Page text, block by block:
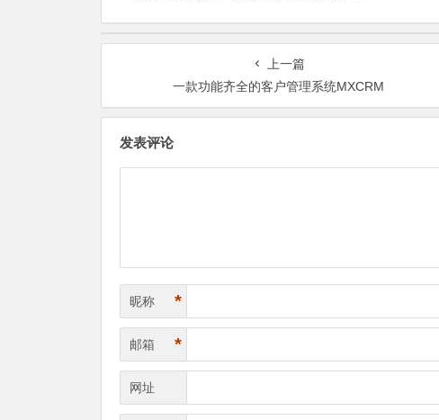
上一篇
一款功能齐全的客户管理系统MXCRM
发表评论
昵称 *
邮箱 *
网址